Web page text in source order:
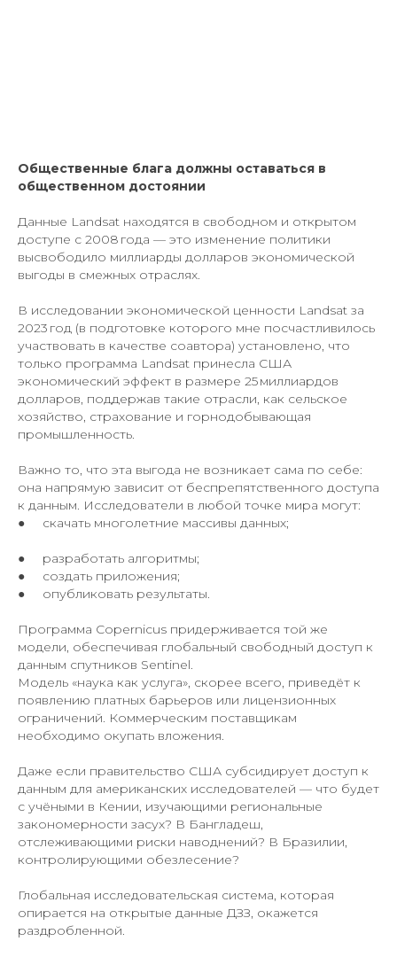
Общественные блага должны оставаться в
общественном достоянии
Данные Landsat находятся в свободном и открытом
доступе с 2008 года — это изменение политики
высвободило миллиарды долларов экономической
выгоды в смежных отраслях.
В исследовании экономической ценности Landsat за
2023 год (в подготовке которого мне посчастливилось
участвовать в качестве соавтора) установлено, что
только программа Landsat принесла США
экономический эффект в размере 25 миллиардов
долларов, поддержав такие отрасли, как сельское
хозяйство, страхование и горнодобывающая
промышленность.
Важно то, что эта выгода не возникает сама по себе:
она напрямую зависит от беспрепятственного доступа
к данным. Исследователи в любой точке мира могут:
● скачать многолетние массивы данных;
● разработать алгоритмы;
● создать приложения;
● опубликовать результаты.
Программа Copernicus придерживается той же
модели, обеспечивая глобальный свободный доступ к
данным спутников Sentinel.
Модель «наука как услуга», скорее всего, приведёт к
появлению платных барьеров или лицензионных
ограничений. Коммерческим поставщикам
необходимо окупать вложения.
Даже если правительство США субсидирует доступ к
данным для американских исследователей — что будет
с учёными в Кении, изучающими региональные
закономерности засух? В Бангладеш,
отслеживающими риски наводнений? В Бразилии,
контролирующими обезлесение?
Глобальная исследовательская система, которая
опирается на открытые данные ДЗЗ, окажется
раздробленной.